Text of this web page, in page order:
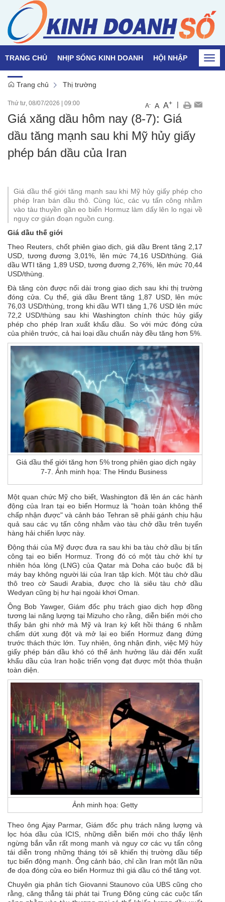
TRANG CHỦ NHỊP SỐNG KINH DOANH HỘI NHẬP QUỐC
Trang chủ Thị trường
Thứ tư, 08/07/2026 09:00 A- A A+ |
Giá xăng dầu hôm nay (8-7): Giá
dầu tăng mạnh sau khi Mỹ hủy giấy
phép bán dầu của Iran
Giá dầu thế giới tăng mạnh sau khi Mỹ hủy giấy phép cho
phép Iran bán dầu thô. Cùng lúc, các vụ tấn công nhằm
vào tàu thuyền gần eo biển Hormuz làm dấy lên lo ngại về
nguy cơ gián đoạn nguồn cung.
Giá dầu thế giới
Theo Reuters, chốt phiên giao dịch, giá dầu Brent tăng 2,17
USD, tương đương 3,01%, lên mức 74,16 USD/thùng. Giá
dầu WTI tăng 1,89 USD, tương đương 2,76%, lên mức 70,44
USD/thùng.
Đà tăng còn được nối dài trong giao dịch sau khi thị trường
đóng cửa. Cụ thể, giá dầu Brent tăng 1,87 USD, lên mức
76,03 USD/thùng, trong khi dầu WTI tăng 1,76 USD lên mức
72,2 USD/thùng sau khi Washington chính thức hủy giấy
phép cho phép Iran xuất khẩu dầu. So với mức đóng cửa
của phiên trước, cả hai loại dầu chuẩn này đều tăng hơn 5%.
Giá dầu thế giới tăng hơn 5% trong phiên giao dịch ngày
7-7. Ảnh minh họa: The Hindu Business
Một quan chức Mỹ cho biết, Washington đã lên án các hành
động của Iran tại eo biển Hormuz là "hoàn toàn không thể
chấp nhận được" và cảnh báo Tehran sẽ phải gánh chịu hậu
quả sau các vụ tấn công nhằm vào tàu chở dầu trên tuyến
hàng hải chiến lược này.
Động thái của Mỹ được đưa ra sau khi ba tàu chở dầu bị tấn
công tại eo biển Hormuz. Trong đó có một tàu chở khí tự
nhiên hóa lỏng (LNG) của Qatar mà Doha cáo buộc đã bị
máy bay không người lái của Iran tập kích. Một tàu chở dầu
thô treo cờ Saudi Arabia, được cho là siêu tàu chở dầu
Wedyan cũng bị hư hại ngoài khơi Oman.
Ông Bob Yawger, Giám đốc phụ trách giao dịch hợp đồng
tương lai năng lượng tại Mizuho cho rằng, diễn biến mới cho
thấy bản ghi nhớ mà Mỹ và Iran ký kết hồi tháng 6 nhằm
chấm dứt xung đột và mở lại eo biển Hormuz đang đứng
trước thách thức lớn. Tuy nhiên, ông nhận định, việc Mỹ hủy
giấy phép bán dầu khó có thể ảnh hưởng lâu dài đến xuất
khẩu dầu của Iran hoặc triển vọng đạt được một thỏa thuận
toàn diện.
Ảnh minh họa: Getty
Theo ông Ajay Parmar, Giám đốc phụ trách năng lượng và
lọc hóa dầu của ICIS, những diễn biến mới cho thấy lệnh
ngừng bắn vẫn rất mong manh và nguy cơ các vụ tấn công
tái diễn trong những tháng tới sẽ khiến thị trường dầu tiếp
tục biến động mạnh. Ông cảnh báo, chỉ cần Iran một lần nữa
đe dọa đóng cửa eo biển Hormuz thì giá dầu có thể tăng vọt.
Chuyên gia phân tích Giovanni Staunovo của UBS cũng cho
rằng, căng thẳng tái phát tại Trung Đông cùng các cuộc tấn